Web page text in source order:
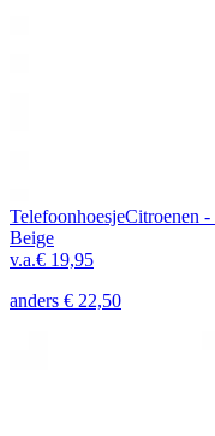
TelefoonhoesjeCitroenen
Beige
v.a.€ 19,95
anders € 22,50